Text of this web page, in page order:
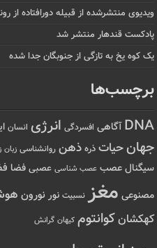
ویدیوی منتشرشده از قبیله دورافتاده‌ از
پادکست قندهار منتشر شد
یک کوه یخ به تازگی از جنوبگان جدا شده
برچسب‌ها
DNA آگاهی افسردگی انرژی انسان
جهانحیات ذره ذهن روانشناسی زبان
سیگنال عصب عصب شناسی عصبی فضا
مصنوعی مغز نسبیت نور نورون
کهکشانکوانتوم کیهان گرانش